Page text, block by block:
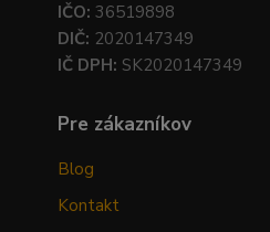
IČO: 36519898
DIČ: 2020147349
IČ DPH: SK2020147349
Pre zákazníkov
Blog
Kontakt